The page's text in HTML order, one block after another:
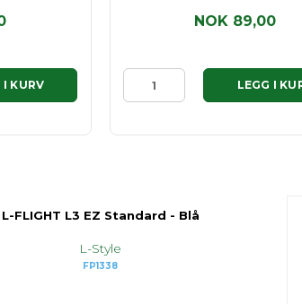
I KURV
NOK 89,00
LEGG I
L-FLIGHT L3 EZ Standard - Blå
L-Style
FP1338